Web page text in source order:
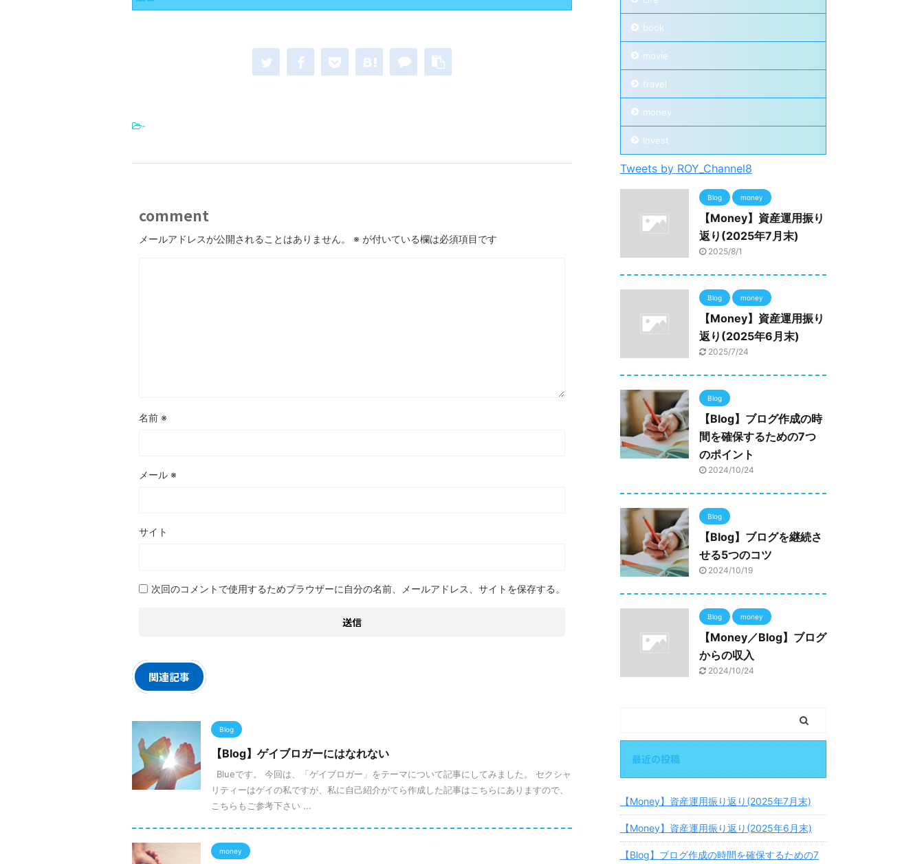
-
comment
メールアドレスが公開されることはありません。 ※ が付いている欄は必須項目です
名前 ※
メール ※
サイト
次回のコメントで使用するためブラウザーに自分の名前、メールアドレス、サイトを保存する。
関連記事
Blog
【Blog】ゲイブロガーにはなれない
Blueです。 今回は、「ゲイブロガー」をテーマについて記事にしてみました。 セクシャ
リティーはゲイの私ですが、私に自己紹介がてら作成した記事はこちらにありますので、
こちらもご参考下さい ...
money
book
movie
travel
money
Invest
Tweets by ROY_Channel8
Blog money
【Money】資産運用振り
返り(2025年7月末)
2025/8/1
Blog money
【Money】資産運用振り
返り(2025年6月末)
2025/7/24
Blog
【Blog】ブログ作成の時
間を確保するための7つ
のポイント
2024/10/24
Blog
【Blog】ブログを継続さ
せる5つのコツ
2024/10/19
Blog money
【Money／Blog】ブログ
からの収入
2024/10/24
最近の投稿
【Money】資産運用振り返り(2025年7月末)
【Money】資産運用振り返り(2025年6月末)
【Blog】ブログ作成の時間を確保するための7